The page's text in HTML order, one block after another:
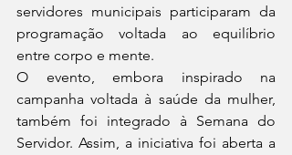
servidores municipais participaram da
programação voltada ao equilíbrio
entre corpo e mente.
O evento, embora inspirado na
campanha voltada à saúde da mulher,
também foi integrado à Semana do
Servidor. Assim, a iniciativa foi aberta a